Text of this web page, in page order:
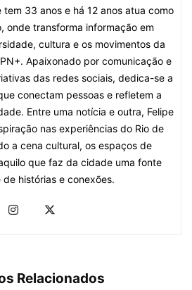
tem 33 anos e há 12 anos atua como
onde transforma informação em
cultura e os movimentos da
Apaixonado por comunicação e
das redes sociais, dedica-se a
conectam pessoas e refletem a
Entre uma notícia e outra, Felipe
nas experiências do Rio de
a cena cultural, os espaços de
que faz da cidade uma fonte
histórias e conexões.
Relacionados